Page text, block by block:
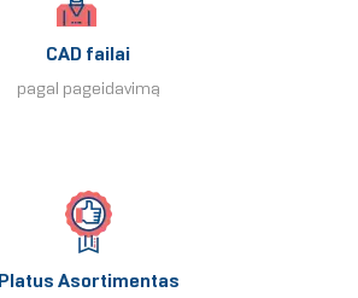
CAD failai
pagal pageidavimą
Platus Asortimentas